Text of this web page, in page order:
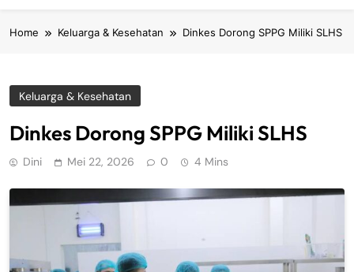
Home Keluarga & Kesehatan Dinkes Dorong SPPG Miliki SLHS
Keluarga & Kesehatan
Dinkes Dorong SPPG Miliki SLHS
Dini Mei 22, 2026 0 4 Mins